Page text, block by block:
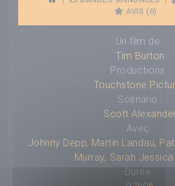
AVIS (0)
Un film de :
Tim Burton
Productions :
Touchstone
Scénario :
Scott
Avec :
Johnny Depp, Martin Landau,
Murray, Sarah
Durée :